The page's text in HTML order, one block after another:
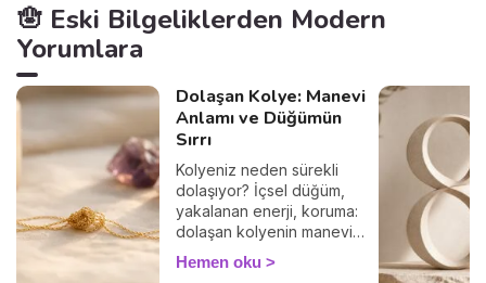
🪬 Eski Bilgeliklerden Modern
Yorumlara
Dolaşan Kolye: Manevi
Anlamı ve Düğümün
Sırrı
Kolyeniz neden sürekli
dolaşıyor? İçsel düğüm,
yakalanan enerji, koruma:
dolaşan kolyenin manevi
anlamını ve nazikçe
çözmenin yolunu keşfedin.
Hemen oku